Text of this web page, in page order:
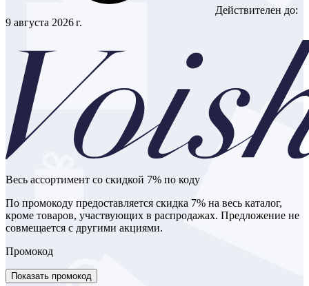
Действителен до:
9 августа 2026 г.
Весь ассортимент со скидкой 7% по коду
По промокоду предоставляется скидка 7% на весь каталог,
кроме товаров, участвующих в распродажах. Предложение не
совмещается с другими акциями.
Промокод
Показать промокод